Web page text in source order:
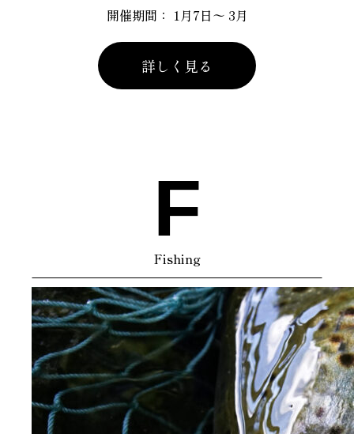
開催期間： 1月7日〜 3月
詳しく見る
F
Fishing